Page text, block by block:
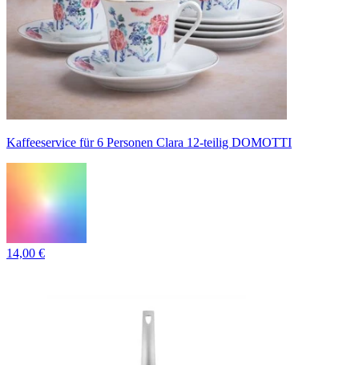
Kaffeeservice für 6 Personen Clara 12-teilig DOMOTTI
14,00 €